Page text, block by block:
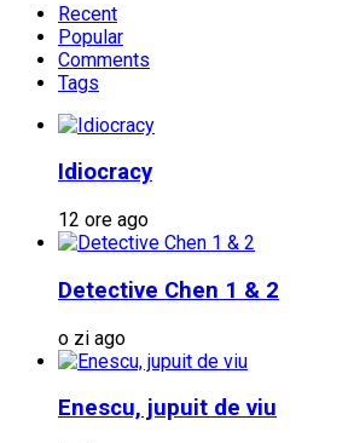
Recent
Popular
Comments
Tags
Idiocracy
12 ore ago
Detective Chen 1 & 2
o zi ago
Enescu, jupuit de viu